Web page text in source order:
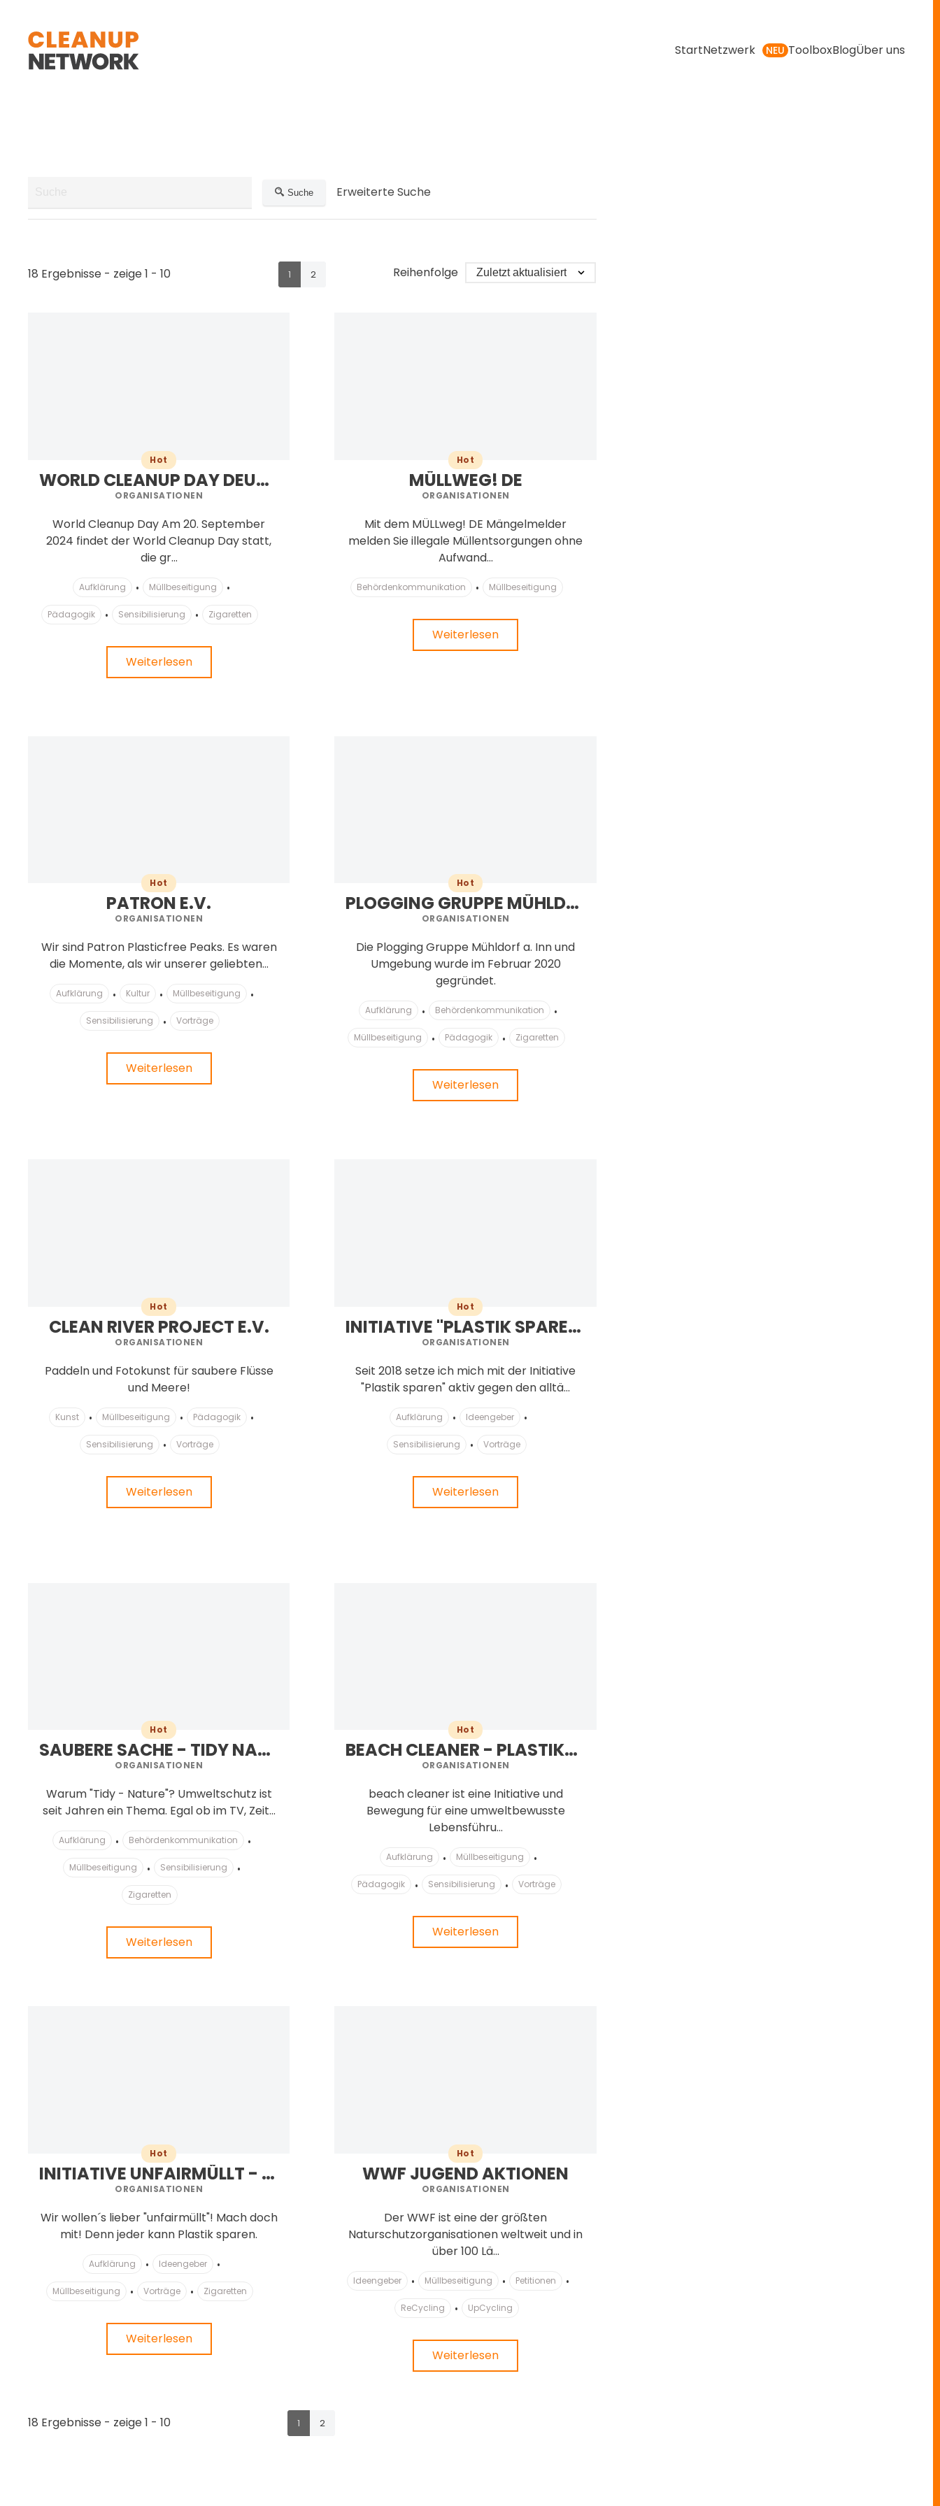
Zum Hauptinhalt springen StartNetzwerk NEU ToolboxBlogÜber uns
Suche Erweiterte Suche
18 Ergebnisse - zeige 1 - 10 1 2 Reihenfolge
Hot
WORLD CLEANUP DAY DEUTSCHLAND C/O LET'S DO IT! GERMANY E.V.
ORGANISATIONEN
World Cleanup Day Am 20. September
2024 findet der World Cleanup Day statt,
die gr...
Aufklärung Müllbeseitigung
Pädagogik Sensibilisierung Zigaretten
Weiterlesen
Hot
MÜLLWEG! DE
ORGANISATIONEN
Mit dem MÜLLweg! DE Mängelmelder
melden Sie illegale Müllentsorgungen ohne
Aufwand...
Behördenkommunikation Müllbeseitigung
Weiterlesen
Hot
PATRON E.V.
ORGANISATIONEN
Wir sind Patron Plasticfree Peaks. Es waren
die Momente, als wir unserer geliebten...
Aufklärung Kultur Müllbeseitigung
Sensibilisierung Vorträge
Weiterlesen
Hot
PLOGGING GRUPPE MÜHLDORF A. INN
ORGANISATIONEN
Die Plogging Gruppe Mühldorf a. Inn und
Umgebung wurde im Februar 2020
gegründet.
Aufklärung Behördenkommunikation
Müllbeseitigung Pädagogik Zigaretten
Weiterlesen
Hot
CLEAN RIVER PROJECT E.V.
ORGANISATIONEN
Paddeln und Fotokunst für saubere Flüsse
und Meere!
Kunst Müllbeseitigung Pädagogik
Sensibilisierung Vorträge
Weiterlesen
Hot
INITIATIVE "PLASTIK SPAREN" BY PETRA KRESS
ORGANISATIONEN
Seit 2018 setze ich mich mit der Initiative
"Plastik sparen" aktiv gegen den alltä...
Aufklärung Ideengeber
Sensibilisierung Vorträge
Weiterlesen
Hot
SAUBERE SACHE - TIDY NATURE
ORGANISATIONEN
Warum "Tidy - Nature"? Umweltschutz ist
seit Jahren ein Thema. Egal ob im TV, Zeit...
Aufklärung Behördenkommunikation
Müllbeseitigung Sensibilisierung
Zigaretten
Weiterlesen
Hot
BEACH CLEANER - PLASTIKFREIES LEBEN
ORGANISATIONEN
beach cleaner ist eine Initiative und
Bewegung für eine umweltbewusste
Lebensführu...
Aufklärung Müllbeseitigung
Pädagogik Sensibilisierung Vorträge
Weiterlesen
Hot
INITIATIVE UNFAIRMÜLLT - PLASTIKFREIER LEBEN
ORGANISATIONEN
Wir wollen´s lieber "unfairmüllt"! Mach doch
mit! Denn jeder kann Plastik sparen.
Aufklärung Ideengeber
Müllbeseitigung Vorträge Zigaretten
Weiterlesen
Hot
WWF JUGEND AKTIONEN
ORGANISATIONEN
Der WWF ist eine der größten
Naturschutzorganisationen weltweit und in
über 100 Lä...
Ideengeber Müllbeseitigung Petitionen
ReCycling UpCycling
Weiterlesen
18 Ergebnisse - zeige 1 - 10 1 2